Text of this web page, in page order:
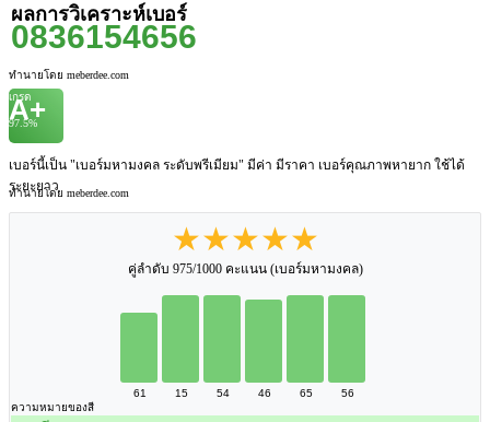
ผลการวิเคราะห์เบอร์
0836154656
ทำนายโดย meberdee.com
เกรด
A+
97.5%
เบอร์นี้เป็น "เบอร์มหามงคล ระดับพรีเมียม" มีค่า มีราคา เบอร์คุณภาพหายาก ใช้ได้
ระยะยาว
ทำนายโดย meberdee.com
★★★★★
คู่ลำดับ 975/1000 คะแนน (เบอร์มหามงคล)
61 15 54 46 65
56
ความหมายของสี